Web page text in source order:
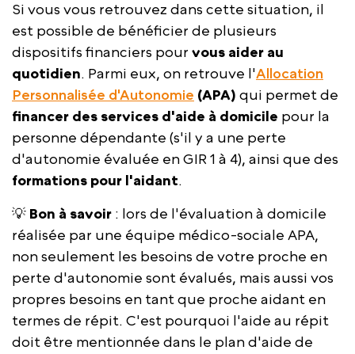
Si vous vous retrouvez dans cette situation, il
est possible de bénéficier de plusieurs
dispositifs financiers pour vous aider au
quotidien. Parmi eux, on retrouve l'Allocation
Personnalisée d'Autonomie (APA) qui permet de
financer des services d'aide à domicile pour la
personne dépendante (s'il y a une perte
d'autonomie évaluée en GIR 1 à 4), ainsi que des
formations pour l'aidant.
💡 Bon à savoir : lors de l'évaluation à domicile
réalisée par une équipe médico-sociale APA,
non seulement les besoins de votre proche en
perte d'autonomie sont évalués, mais aussi vos
propres besoins en tant que proche aidant en
termes de répit. C'est pourquoi l'aide au répit
doit être mentionnée dans le plan d'aide de